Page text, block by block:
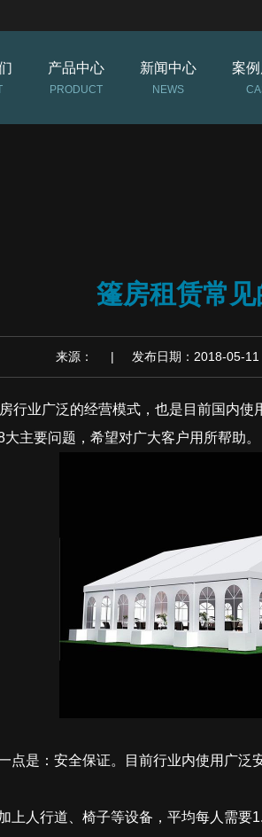
产品中心
PRODUCT
新闻中心
NEWS
案
篷房租赁常
来源： | 发布日期：2018-05-
行业广泛的经营模式，也是目前国内
主要问题，希望对广大客户用所帮助。
是：安全保证。目前行业内使用广泛
上人行道、椅子等设备，平均每人需